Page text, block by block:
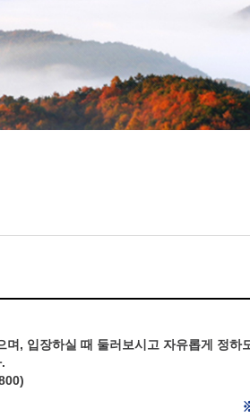
, 입장하실 때 둘러보시고 자유롭게 정하